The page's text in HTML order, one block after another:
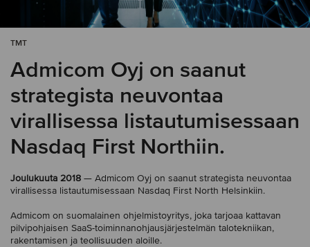
TMT
Admicom Oyj on saanut
strategista neuvontaa
virallisessa listautumisessaan
Nasdaq First Northiin.
Joulukuuta 2018 — Admicom Oyj on saanut strategista neuvontaa
virallisessa listautumisessaan Nasdaq First North Helsinkiin.
Admicom on suomalainen ohjelmistoyritys, joka tarjoaa kattavan
pilvipohjaisen SaaS-toiminnanohjausjärjestelmän talotekniikan,
rakentamisen ja teollisuuden aloille.